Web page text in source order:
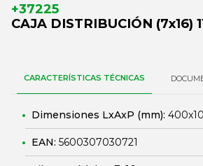
+37225
CAJA DISTRIBUCIÓN (7x16)
CARACTERÍSTICAS TÉCNICAS
Dimensiones LxAxP (mm):
EAN: 5600307030721